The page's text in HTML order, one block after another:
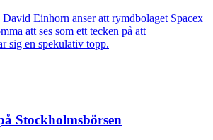
Einhorn anser att rymdbolaget Spacex
att ses som ett tecken på att
sig en spekulativ topp.
Stockholmsbörsen